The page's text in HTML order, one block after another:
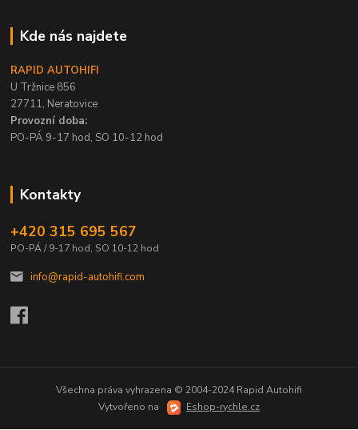
Kde nás najdete
RAPID AUTOHIFI
U Tržnice 856
27711, Neratovice
Provozní doba:
PO-PÁ 9-17 hod, SO 10-12 hod
Kontakty
+420 315 695 567
PO-PÁ / 9-17 hod, SO 10-12 hod
info@rapid-autohifi.com
Všechna práva vyhrazena © 2004-2024 Rapid Autohifi
Vytvořeno na
Eshop-rychle.cz